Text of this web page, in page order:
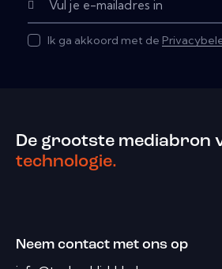
Ik ga akkoord met de
De grootste mediabron
technologie.
Neem contact met ons op